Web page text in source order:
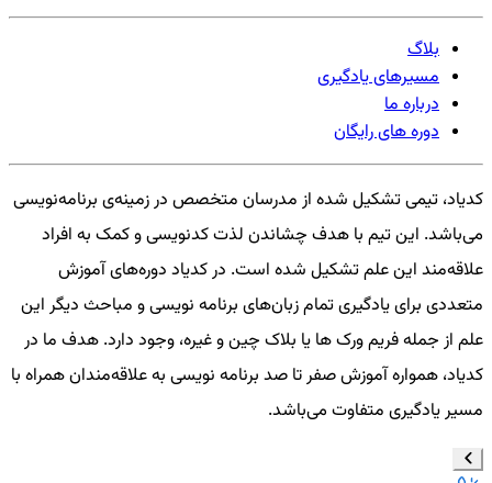
بلاگ
مسیرهای یادگیری
درباره ما
دوره های رایگان
کدیاد، تیمی تشکیل شده از مدرسان متخصص در زمینه‌ی برنامه‌نویسی
می‌باشد. این تیم با هدف چشاندن لذت کدنویسی و کمک به افراد
علاقه‌مند این علم تشکیل شده است. در کدیاد دوره‌های آموزش
متعددی برای یادگیری تمام زبان‌های برنامه نویسی و مباحث دیگر این
علم از جمله فریم ورک ها یا بلاک چین و غیره، وجود دارد. هدف ما در
کدیاد، همواره آموزش صفر تا صد برنامه نویسی به علاقه‌مندان همراه با
مسیر یادگیری متفاوت می‌باشد.